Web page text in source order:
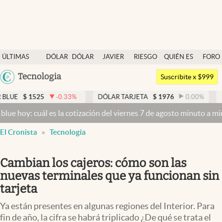
ÚLTIMAS
NOTICIAS
DÓLAR
DÓLAR
JAVIER
RIESGO
QUIÉN ES
QUIÉN
FORO
Argentina
México
Tecnologia
Dólar
Members
Economía y Política
Finanzas y Mercados
Mercados Online
Otras secciones
Apertura
Suscribite x $999
-0.33% DÓLAR TARJETA $ 1976 0.00% DÓLAR
es la cotización del viernes 7 de agosto minuto a minutoDólar
El Cronista Tecnologia
Cambian los cajeros: cómo son las
nuevas terminales que ya funcionan sin
tarjeta
Ya están presentes en algunas regiones del Interior. Para
fin de año, la cifra se habrá triplicado ¿De qué se trata el